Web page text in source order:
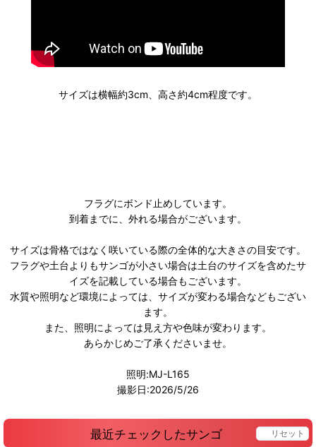
サイズは横幅約3cm、高さ約4cm程度です。
フラグにボンド止めしています。
到着までに、外れる場合がございます。
サイズは骨格ではなく咲いている際の全体的な大きさの目安です。
フラグや土台よりもサンゴが小さい場合は土台のサイズを含めたサ
イズを記載している場合もございます。
水質や照明など環境によっては、サイズが変わる場合などもござい
ます。
また、照明によっては見え方や色味が変わります。
あらかじめご了承くださいませ。
照明:MJ-L165
撮影日:2026/5/26
最近チェックしたサンゴ リセット